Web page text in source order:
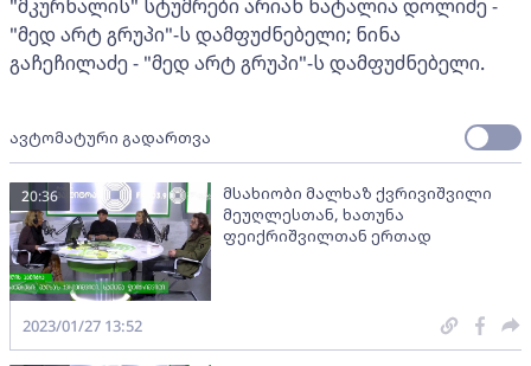
"მკურნალის" სტუმრები არიან ნატალია დოლიძე -
"მედ არტ გრუპი"-ს დამფუძნებელი; ნინა
გაჩეჩილაძე - "მედ არტ გრუპი"-ს დამფუძნებელი.
ავტომატური გადართვა
მსახიობი მალხაზ ქვრივიშვილი
მეუღლესთან, ხათუნა
ფეიქრიშვილთან ერთად
20:36
2023/01/27 13:52